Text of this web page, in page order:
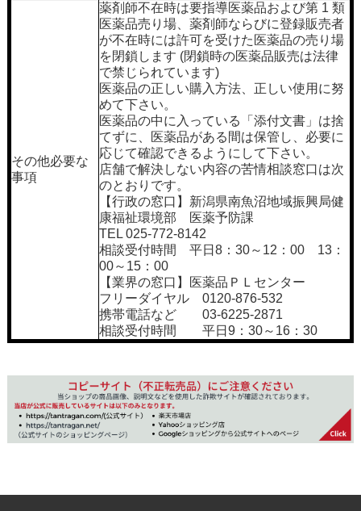
その他必要な
事項
薬剤師不在時は要指導医薬品および第 1 類
医薬品売り場、薬剤師ならびに登録販売者
が不在時には許可を受けた医薬品の売り場
を閉鎖します (閉鎖時の医薬品販売は法律
で禁じられています)
医薬品の正しい購入方法、正しい使用に努
めて下さい。
医薬品の中に入っている「添付文書」は捨
てずに、医薬品がある間は保管し、必要に
応じて確認できるようにして下さい。
店舗で解決しない内容の苦情相談窓口は次
のとおりです。
【行政の窓口】新潟県南魚沼地域振興局健
康福祉環境部 医薬予防課
TEL 025-772-8142
相談受付時間 平日8：30～12：00 13：
00～15：00
【業界の窓口】医薬品ＰＬセンター
フリーダイヤル 0120-876-532
携帯電話など 03-6225-2871
相談受付時間 平日9：30～16：30